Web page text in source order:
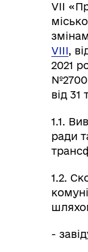
VII
VIII,
2021
від
1.1.
ради
1.2.
-